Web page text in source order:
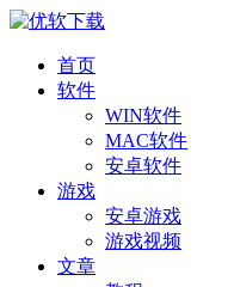
首页
软件
WIN软件
MAC软件
安卓软件
游戏
安卓游戏
游戏视频
文章